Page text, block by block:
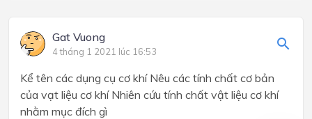
Gat Vuong
4 tháng 1 2021 lúc 16:53
Kể tên các dụng cụ cơ khí Nêu các tính chất cơ bản
của vạt liệu cơ khí Nhiên cứu tính chất vật liệu cơ khí
nhằm mục đích gì